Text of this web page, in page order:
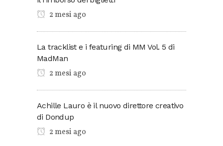
2 mesi ago
La tracklist e i featuring di MM Vol. 5 di
MadMan
2 mesi ago
Achille Lauro è il nuovo direttore creativo
di Dondup
2 mesi ago